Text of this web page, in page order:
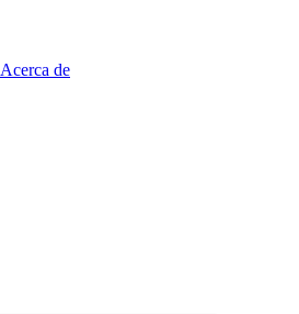
Acerca de